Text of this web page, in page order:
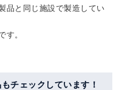
品と同じ施設で製造してい
す。
チェックしています！